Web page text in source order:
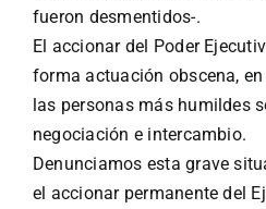
fueron desmentidos-.
El accionar del Poder
forma actuación obscena,
las personas más humildes
negociación e intercambio.
Denunciamos esta grave
el accionar permanente del